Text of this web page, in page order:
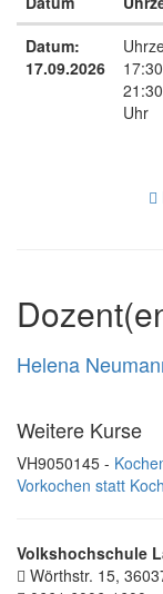
Termine zum diesen
Datum:
17.09.2026
21:30
Uhr
Helena
Weitere Kurse
VH9050145 -
Vorkochen statt
Volkshochschule
Wörthstr. 15,